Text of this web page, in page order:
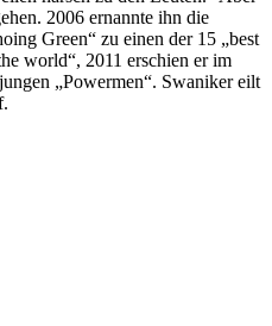
2006 ernannte ihn die
Green“ zu einen der 15 „best
world“, 2011 erschien er im
„Powermen“. Swaniker eilt